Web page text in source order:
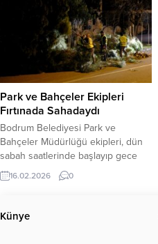
temsilcisi Aykut Kızıltan, 2022
sezonu Enduro yarışlarının
Bergama-Kartepe-Ankara-Kayseri
ayaklarında 1.likler elde etti. Genel
toplamda 80 puanla grubunda
şampiyonluğu elde eden Kızıltan,13
yarışta 16 kupa ile 2022 yılı
Enduro...
Park ve Bahçeler Ekipleri
Fırtınada Sahadaydı
Bodrum Belediyesi Park ve
Bahçeler Müdürlüğü ekipleri, dün
sabah saatlerinde başlayıp gece
saatlerine kadar etkili olan lodos
fırtınasında 13 ekip, 57 personel ve
genelinde etkisini gösteren fırtına
nedeniyle gelen ihbarları anında
16.02.2026 0
Künye